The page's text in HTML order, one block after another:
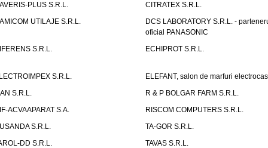
PLUS S.R.L.
CITRATEX S.R.L.
UTILAJE S.R.L.
DCS LABORATORY S.R.L. -
oficial PANASONIC
S.R.L.
ECHIPROT S.R.L.
S.R.L.
ELEFANT, salon de marfuri
S.R.L.
R & P BOLGAR FARM S.R.L.
ACVAAPARAT S.A.
RISCOM COMPUTERS S.R.L.
S.R.L.
TA-GOR S.R.L.
DD S.R.L.
TAVAS S.R.L.